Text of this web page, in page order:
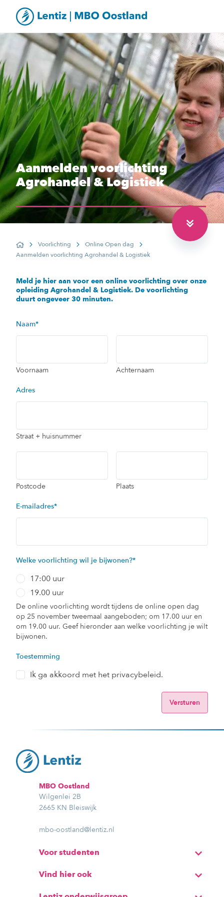
Aanmelden voorlichting
Agrohandel & Logistiek
HomeVoorlichting
Online Open dag
Aanmelden voorlichting Agrohandel & Logistiek
Meld je hier aan voor een online voorlichting over onze
opleiding Agrohandel & Logistiek. De voorlichting
duurt ongeveer 30 minuten.
Naam*
Voornaam Achternaam
Adres
Straat + huisnummer
Postcode Plaats
E-mailadres*
Welke voorlichting wil je bijwonen?*
17:00 uur
19.00 uur
De online voorlichting wordt tijdens de online open dag
op 25 november tweemaal aangeboden; om 17.00 uur en
om 19.00 uur. Geef hieronder aan welke voorlichting je wilt
bijwonen.
Toestemming
Ik ga akkoord met het privacybeleid.
MBO Oostland
Wilgenlei 2B
2665 KN Bleiswijk
mbo-oostland@lentiz.nl
Voor studenten
Vind hier ook